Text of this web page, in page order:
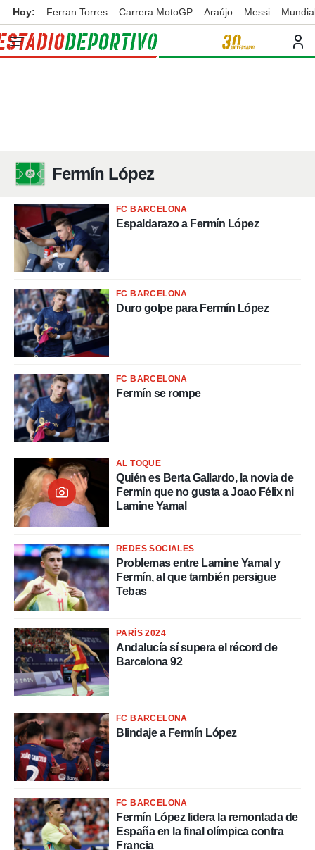
de
las
y
forma
digital
basada
permite
seguir
contenido
coste.
botón
a la
todas
ya sean
nuestros
nos
y análisis
en
así como
perfil
y
más
nuestra
y
de
disponible
ACEPTAR
CONTINUAR
CONFIGURAR
RECHAZAR
Hoy: Ferran Torres Carrera MotoGP Araújo Messi
Fermín López
FC BARCELONA
Espaldarazo a Fermín López
FC BARCELONA
Duro golpe para Fermín López
FC BARCELONA
Fermín se rompe
AL TOQUE
Quién es Berta Gallardo, la novia de
Fermín que no gusta a Joao Félix ni
Lamine Yamal
REDES SOCIALES
Problemas entre Lamine Yamal y
Fermín, al que también persigue
Tebas
PARÍS 2024
Andalucía sí supera el récord de
Barcelona 92
FC BARCELONA
Blindaje a Fermín López
FC BARCELONA
Fermín López lidera la remontada de
España en la final olímpica contra
Francia